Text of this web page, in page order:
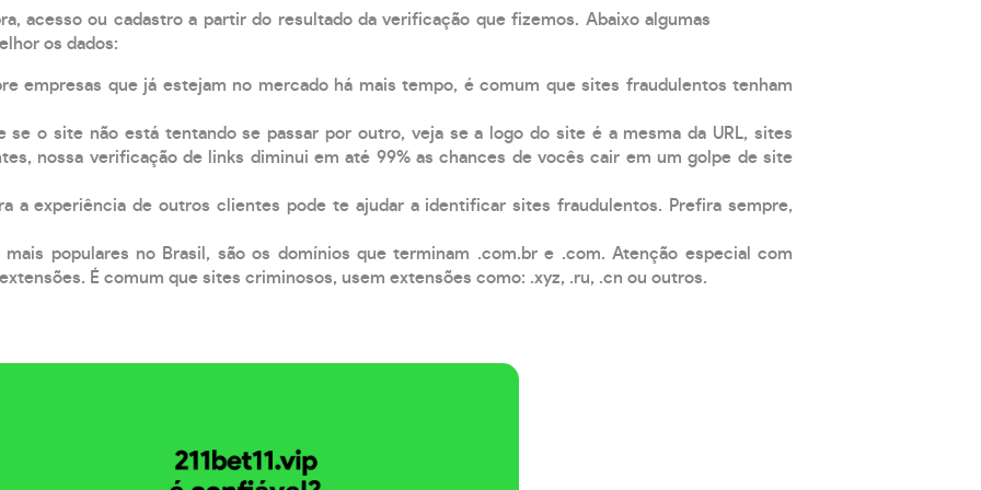
acesso ou cadastro a partir do resultado da verificação que fizemos. Abaixo algumas
os dados:
empresas que já estejam no mercado há mais tempo, é comum que sites fraudulentos tenham
se o site não está tentando se passar por outro, veja se a logo do site é a mesma da URL, sites
nossa verificação de links diminui em até 99% as chances de vocês cair em um golpe de site
a experiência de outros clientes pode te ajudar a identificar sites fraudulentos. Prefira sempre,
mais populares no Brasil, são os domínios que terminam .com.br e .com. Atenção especial com
É comum que sites criminosos, usem extensões como: .xyz, .ru, .cn ou outros.